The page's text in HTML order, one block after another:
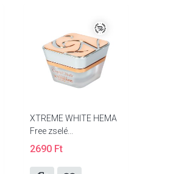
XTREME WHITE HEMA
Free zselé...
2690 Ft